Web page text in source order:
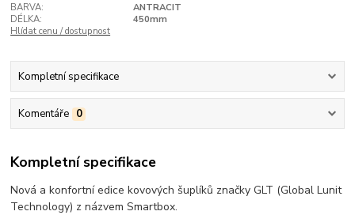
BARVA:
ANTRACIT
DÉLKA:
450mm
Hlídat cenu / dostupnost
Kompletní specifikace
Komentáře 0
Kompletní specifikace
Nová a konfortní edice kovových šuplíků značky GLT (Global Lunit
Technology) z názvem Smartbox.